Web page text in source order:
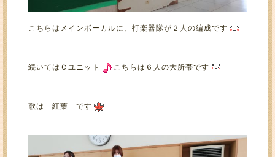
こちらはメインボーカルに、打楽器隊が２人の編成です
続いてはＣユニット こちらは６人の大所帯です
歌は 紅葉 です